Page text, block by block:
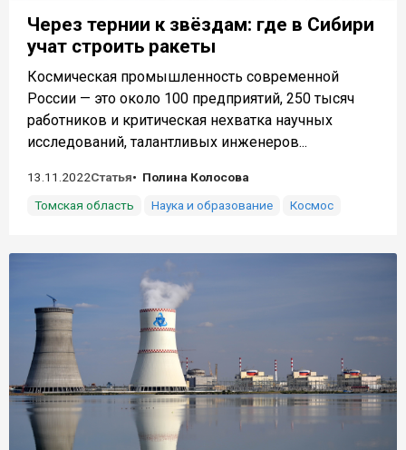
Через тернии к звёздам: где в Сибири
учат строить ракеты
Космическая промышленность современной
России — это около 100 предприятий, 250 тысяч
работников и критическая нехватка научных
исследований, талантливых инженеров...
13.11.2022Статья
Полина Колосова
Томская область
Наука и образование Космос